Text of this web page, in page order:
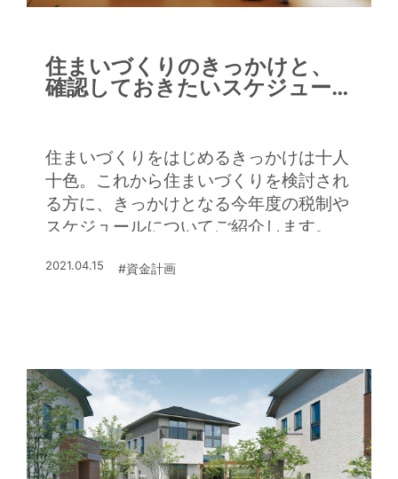
住まいづくりのきっかけと、
確認しておきたいスケジュー
住まいづくりをはじめるきっかけは十人
十色。これから住まいづくりを検討され
る方に、きっかけとなる今年度の税制や
スケジュールについてご紹介します。
2021.04.15 #資金計画